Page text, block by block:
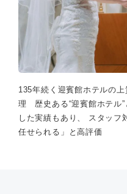
135年続く迎賓館ホテルの
理 歴史ある“迎賓館ホテル
した実績もあり、 スタッフ
任せられる」と高評価